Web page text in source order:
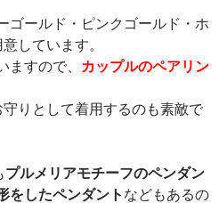
ゴールド・ピンクゴールド・ホ
しています。
すので、 カップルのペアリン
りとして着用するのも素敵で
プルメリアモチーフのペンダン
をしたペンダントなどもあるの